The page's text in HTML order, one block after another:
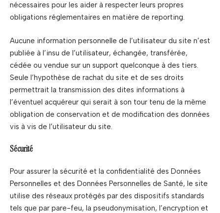
nécessaires pour les aider à respecter leurs propres
obligations réglementaires en matière de reporting.
Aucune information personnelle de l’utilisateur du site n’est
publiée à l’insu de l’utilisateur, échangée, transférée,
cédée ou vendue sur un support quelconque à des tiers.
Seule l’hypothèse de rachat du site et de ses droits
permettrait la transmission des dites informations à
l’éventuel acquéreur qui serait à son tour tenu de la même
obligation de conservation et de modification des données
vis à vis de l’utilisateur du site.
Sécurité
Pour assurer la sécurité et la confidentialité des Données
Personnelles et des Données Personnelles de Santé, le site
utilise des réseaux protégés par des dispositifs standards
tels que par pare-feu, la pseudonymisation, l’encryption et